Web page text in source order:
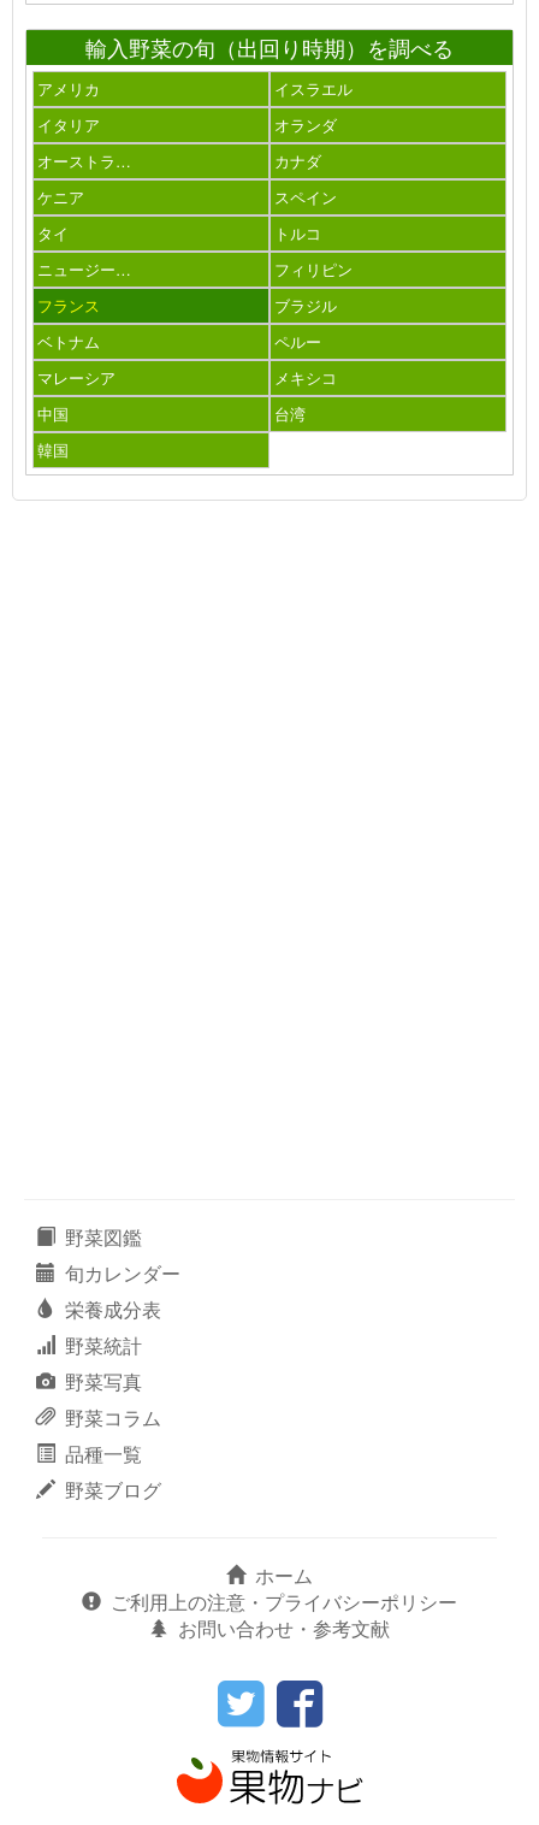
輸入野菜の旬（出回り時期）を調べる
アメリカ
イスラエル
イタリア
オランダ
オーストラ…
カナダ
ケニア
スペイン
タイ
トルコ
ニュージー…
フィリピン
フランス
ブラジル
ベトナム
ペルー
マレーシア
メキシコ
中国
台湾
韓国
野菜図鑑
旬カレンダー
栄養成分表
野菜統計
野菜写真
野菜コラム
品種一覧
野菜ブログ
ホーム
ご利用上の注意・プライバシーポリシー
お問い合わせ・参考文献